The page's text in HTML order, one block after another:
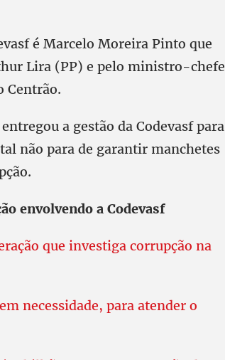
é Marcelo Moreira Pinto que
Lira (PP) e pelo ministro-chefe
Centrão.
a gestão da Codevasf para
não para de garantir manchetes
envolvendo a Codevasf
que investiga corrupção na
necessidade, para atender o